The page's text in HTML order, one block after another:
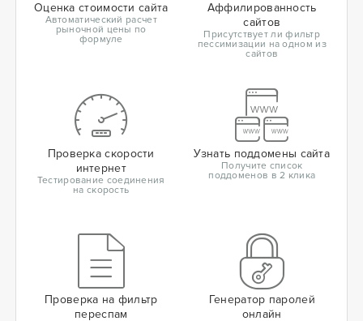
Оценка стоимости сайта
Автоматический расчет
рыночной цены по
формуле
Аффилированность
сайтов
Присутствует ли фильтр
пессимизации на одном из
сайтов
Проверка скорости
интернет
Тестирование соединения
на скорость
Узнать поддомены сайта
Получите список
поддоменов в 2 клика
Проверка на фильтр
переспам
Генератор паролей
онлайн